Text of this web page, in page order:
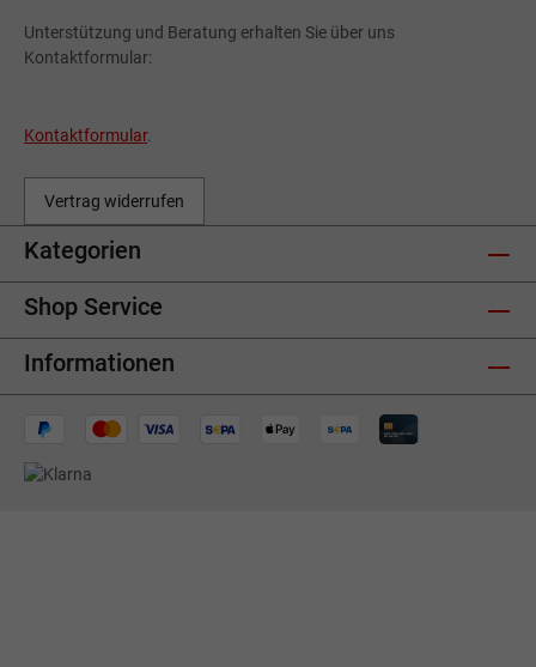
Unterstützung und Beratung erhalten Sie über uns
Kontaktformular:
Kontaktformular.
Vertrag widerrufen
Kategorien
Shop Service
Informationen